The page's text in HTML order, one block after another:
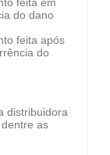
do dano
feita após
do
distribuidora
as